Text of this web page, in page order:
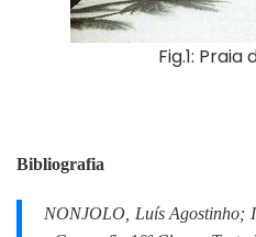
Fig.1: Praia
Bibliografia
NONJOLO, Luís Agostinho;